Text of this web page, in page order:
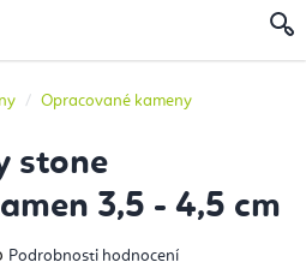
Opracované kameny
stone
3,5 - 4,5 cm
Podrobnosti hodnocení